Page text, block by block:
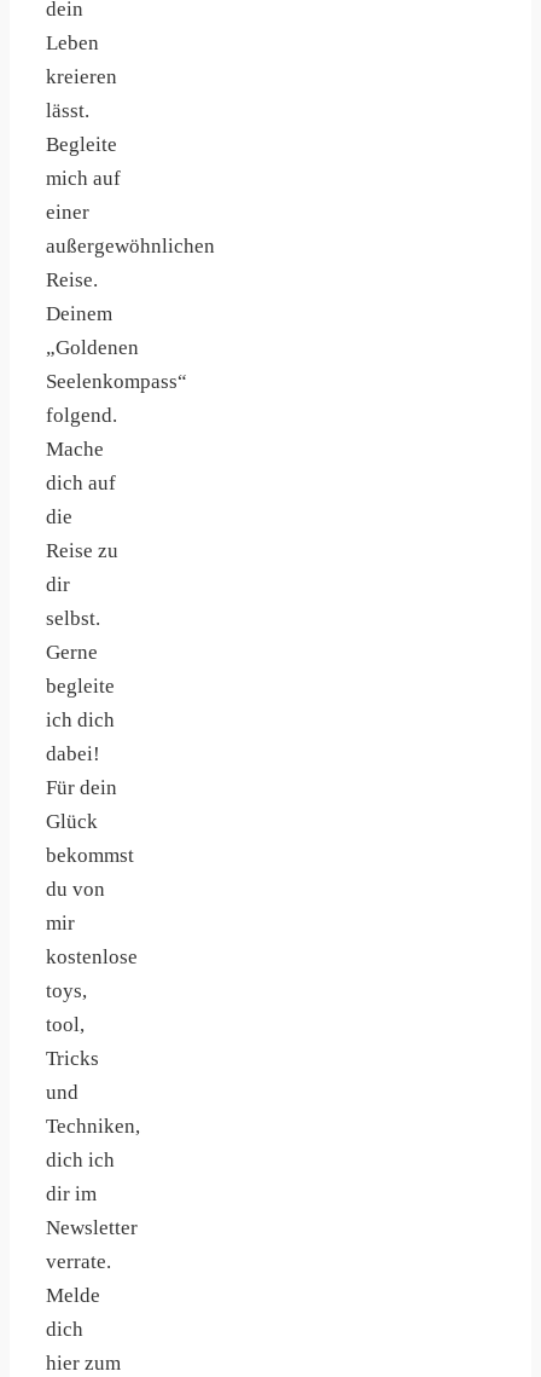
dein
Leben
kreieren
lässt.
Begleite
mich auf
einer
außergewöhnlichen
Reise.
Deinem
„Goldenen
Seelenkompass“
folgend.
Mache
dich auf
die
Reise zu
dir
selbst.
Gerne
begleite
ich dich
dabei!
Für dein
Glück
bekommst
du von
mir
kostenlose
toys,
tool,
Tricks
und
Techniken,
dich ich
dir im
Newsletter
verrate.
Melde
dich
hier zum